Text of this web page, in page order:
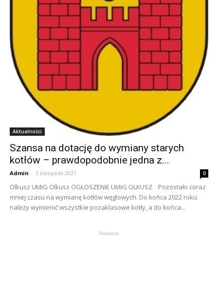
Aktualności
Szansa na dotację do wymiany starych
kotłów – prawdopodobnie jedna z...
Admin - 5 listopada 2021 0
Olkusz UMiG Olkusz OGŁOSZENIE UMiG OLKUSZ Pozostało coraz
mniej czasu na wymianę kotłów węglowych. Do końca 2022 roku
należy wymienić wszystkie pozaklasowe kotły, a do końca...
Reklama